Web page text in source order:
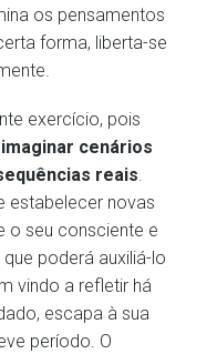
os pensamentos
forma, liberta-se
exercício, pois
cenários
reais.
estabelecer novas
o seu consciente e
poderá auxiliá-lo
vindo a refletir há
escapa à sua
período. O